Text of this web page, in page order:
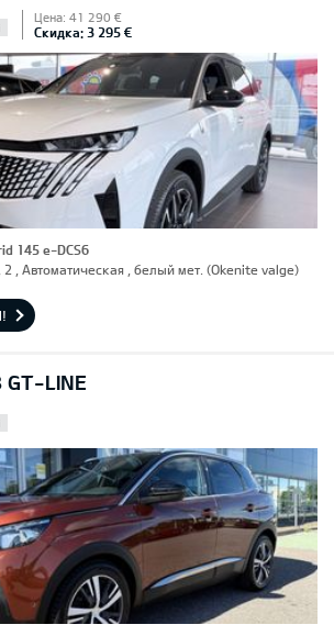
Цена: 41 290 €
Скидка: 3 295 €
145 e-DCS6
, Автоматическая , белый мет. (Okenite valge)
GT-LINE